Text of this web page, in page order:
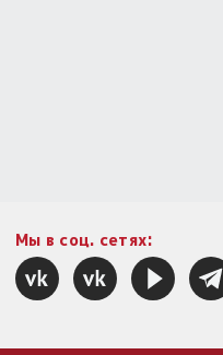
Мы в соц. сетях: